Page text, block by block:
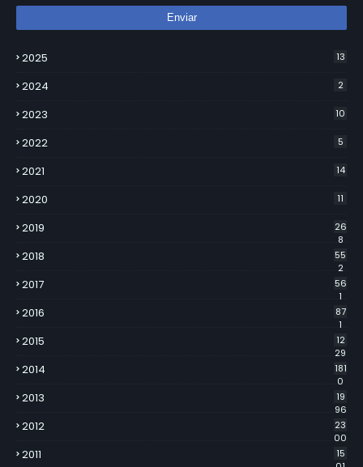
2025 13
2024 2
2023 10
2022 5
2021 14
2020 11
2019
26
8
2018
55
2
2017
56
1
2016
87
1
2015
12
29
2014
181
0
2013
19
96
2012
23
00
2011
15